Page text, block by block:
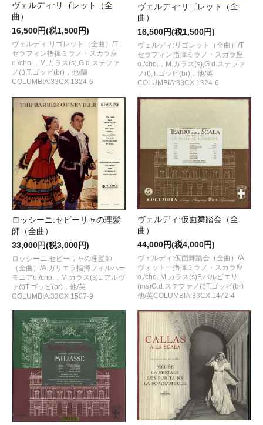
ヴェルディ:リゴレット（全
曲）
16,500円(税1,500円)
ヴェルディ:リゴレット（全曲）/T.
セラフィン指揮ミラノ・スカラ座
o./cho.，M.カラス(s),G.d.ステファ
ノ(t),T.ゴッビ(br)，他/蘭
COLUMBIA:33CX 1324-6
ヴェルディ:リゴレット（全
曲）
16,500円(税1,500円)
ヴェルディ:リゴレット（全曲）/T.
セラフィン指揮ミラノ・スカラ座
o./cho.，M.カラス(s),G.d.ステファ
ノ(t),T.ゴッビ(br)，他/英
COLUMBIA:33CX 1324-6
ロッシーニ:セビーリャの理髪
師（全曲）
33,000円(税3,000円)
ロッシーニ:セビーリャの理髪師
（全曲）/A.ガリエラ指揮フィルハー
モニアo./cho.，M.カラス(s)L.アルヴ
ァ(t)T.ゴッビ(br)，他/英
COLUMBIA:33CX 1507-9
ヴェルディ:仮面舞踏会（全
曲）
44,000円(税4,000円)
ヴェルディ:仮面舞踏会（全曲）/A.
ヴォットー指揮ミラノ・スカラ座
o./cho. M.カラス(s)F.バルビエリ
(ms)G.d.ステファノ(t)T.ゴッビ(br)
他/英COLUMBIA:33CX 1472-4